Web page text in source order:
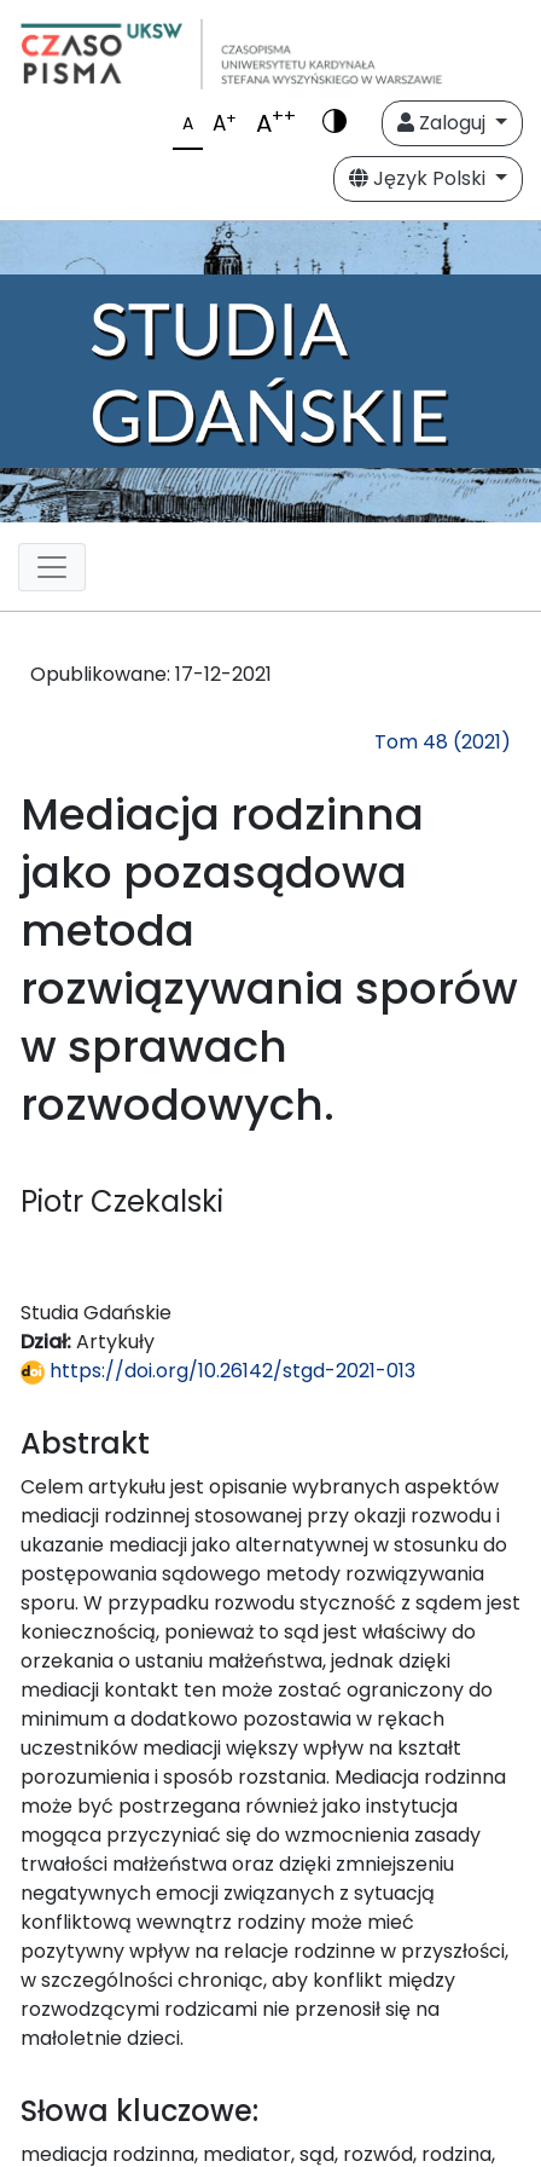
A A+ A++
Zaloguj
Język Polski
Opublikowane: 17-12-2021
Tom 48 (2021)
Mediacja rodzinna
jako pozasądowa
metoda
rozwiązywania sporów
w sprawach
rozwodowych.
Piotr Czekalski
Studia Gdańskie
Dział:Artykuły
https://doi.org/10.26142/stgd-2021-013
Abstrakt
Celem artykułu jest opisanie wybranych aspektów
mediacji rodzinnej stosowanej przy okazji rozwodu i
ukazanie mediacji jako alternatywnej w stosunku do
postępowania sądowego metody rozwiązywania
sporu. W przypadku rozwodu styczność z sądem jest
koniecznością, ponieważ to sąd jest właściwy do
orzekania o ustaniu małżeństwa, jednak dzięki
mediacji kontakt ten może zostać ograniczony do
minimum a dodatkowo pozostawia w rękach
uczestników mediacji większy wpływ na kształt
porozumienia i sposób rozstania. Mediacja rodzinna
może być postrzegana również jako instytucja
mogąca przyczyniać się do wzmocnienia zasady
trwałości małżeństwa oraz dzięki zmniejszeniu
negatywnych emocji związanych z sytuacją
konfliktową wewnątrz rodziny może mieć
pozytywny wpływ na relacje rodzinne w przyszłości,
w szczególności chroniąc, aby konflikt między
rozwodzącymi rodzicami nie przenosił się na
małoletnie dzieci.
Słowa kluczowe:
mediacja rodzinna, mediator, sąd, rozwód, rodzina,